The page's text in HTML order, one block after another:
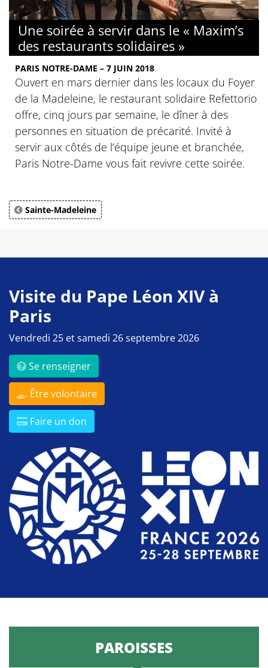
Une soirée à servir dans le « Maxim’s
des restaurants solidaires »
PARIS NOTRE-DAME – 7 JUIN 2018
Ouvert en mars dernier dans les locaux du Foyer
de la Madeleine, le restaurant solidaire Refettorio
offre, cinq jours par semaine, le dîner à des
personnes en situation de précarité. Invité à
servir aux côtés de l’équipe jeune et branchée,
Paris Notre-Dame vous fait revivre cette soirée.
Sainte-Madeleine
Visite du Pape Léon XIV à
Paris
Vendredi 25 et samedi 26 septembre 2026
Se renseigner
Être volontaire
Faire un don
PAROISSES